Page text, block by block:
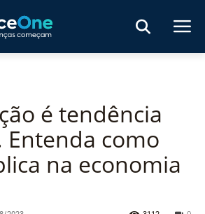
é tendência
Entenda como
na economia